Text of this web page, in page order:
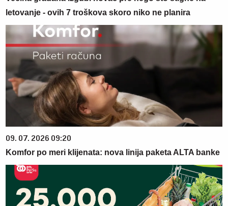
letovanje - ovih 7 troškova skoro niko ne planira
09. 07. 2026 09:20
Komfor po meri klijenata: nova linija paketa ALTA banke